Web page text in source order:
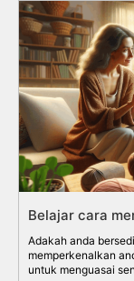
Belajar cara
Adakah anda
memperkenalkan
untuk menguasai